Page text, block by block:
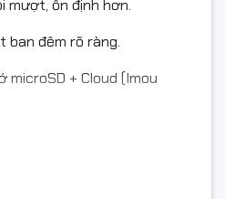
mượt, ổn định hơn.
ban đêm rõ ràng.
+ Cloud (Imou